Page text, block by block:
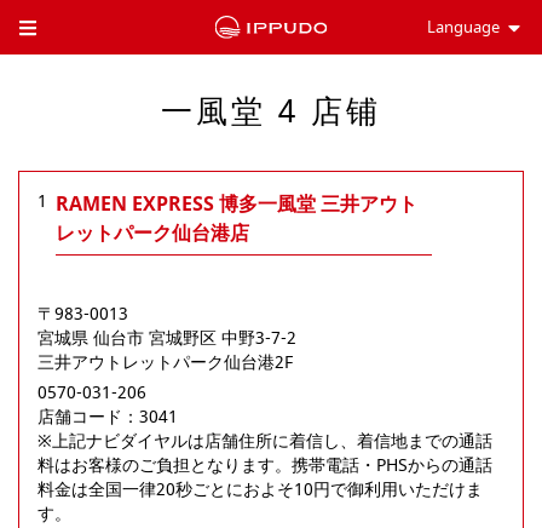
Toggle Header Menu Language
一風堂 4 店铺
1 RAMEN EXPRESS 博多一風堂 三井アウト
レットパーク仙台港店
〒983-0013
宮城県仙台市宮城野区中野3-7-2
三井アウトレットパーク仙台港2F
0570-031-206
店舗コード：3041
※上記ナビダイヤルは店舗住所に着信し、着信地までの通話
料はお客様のご負担となります。携帯電話・PHSからの通話
料金は全国一律20秒ごとにおよそ10円で御利用いただけま
す。